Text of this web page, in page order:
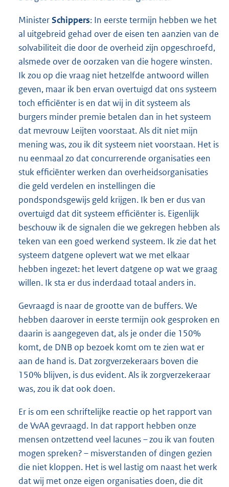
MinisterSchippers: In eerste termijn hebben we het
al uitgebreid gehad over de eisen ten aanzien van de
solvabiliteit die door de overheid zijn opgeschroefd,
alsmede over de oorzaken van die hogere winsten.
Ik zou op die vraag niet hetzelfde antwoord willen
geven, maar ik ben ervan overtuigd dat ons systeem
toch efficiënter is en dat wij in dit systeem als
burgers minder premie betalen dan in het systeem
dat mevrouw Leijten voorstaat. Als dit niet mijn
mening was, zou ik dit systeem niet voorstaan. Het is
nu eenmaal zo dat concurrerende organisaties een
stuk efficiënter werken dan overheidsorganisaties
die geld verdelen en instellingen die
pondspondsgewijs geld krijgen. Ik ben er dus van
overtuigd dat dit systeem efficiënter is. Eigenlijk
beschouw ik de signalen die we gekregen hebben als
teken van een goed werkend systeem. Ik zie dat het
systeem datgene oplevert wat we met elkaar
hebben ingezet: het levert datgene op wat we graag
willen. Ik sta er dus inderdaad totaal anders in.
Gevraagd is naar de grootte van de buffers. We
hebben daarover in eerste termijn ook gesproken en
daarin is aangegeven dat, als je onder die 150%
komt, de DNB op bezoek komt om te zien wat er
aan de hand is. Dat zorgverzekeraars boven die
150% blijven, is dus evident. Als ik zorgverzekeraar
was, zou ik dat ook doen.
Er is om een schriftelijke reactie op het rapport van
de VvAA gevraagd. In dat rapport hebben onze
mensen ontzettend veel lacunes – zou ik van fouten
mogen spreken? – misverstanden of dingen gezien
die niet kloppen. Het is wel lastig om naast het werk
dat wij met onze eigen organisaties doen, die dit